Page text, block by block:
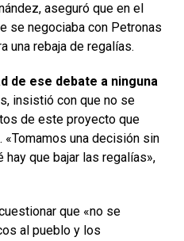
aseguró que en el
se negociaba con Petronas
una rebaja de regalías.
de ese debate a ninguna
insistió con que no se
de este proyecto que
«Tomamos una decisión sin
que bajar las regalías»,
que «no se
al pueblo y los